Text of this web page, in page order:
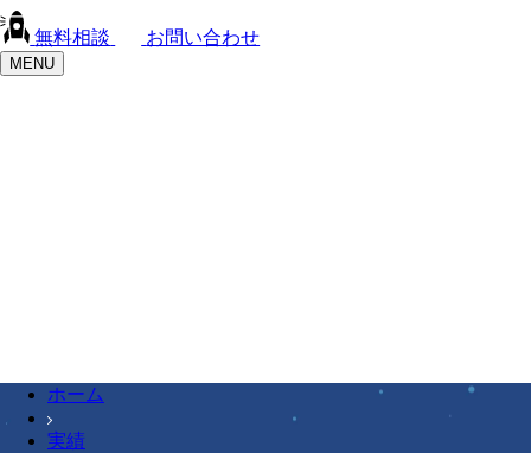
無料相談 お問い合わせ
MENU
ホーム
実績